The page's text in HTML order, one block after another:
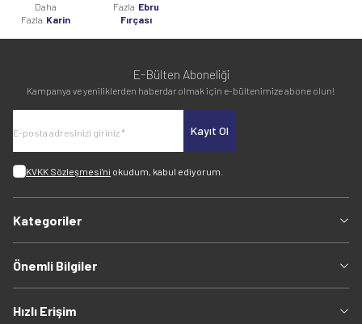
Daha
Fazla Karin
Fazla Ebru
Fırçası
E-Bülten Aboneliği
Kampanya ve yeniliklerden haberdar olmak için e-bültenimize abone olun!
Kayıt Ol
KVKK Sözleşmesi'ni okudum, kabul ediyorum.
Kategoriler
Önemli Bilgiler
Hızlı Erişim